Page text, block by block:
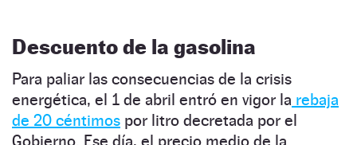
Descuento de la gasolina
Para paliar las consecuencias de la crisis
energética, el 1 de abril entró en vigor la rebaja
de 20 céntimos por litro decretada por el
Gobierno. Ese día, el precio medio de la